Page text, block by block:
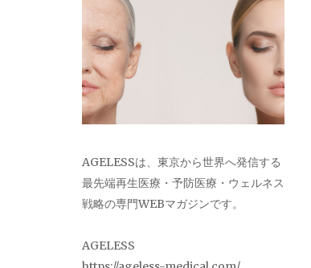
AGELESSは、東京から世界へ発信する
最先端再生医療・予防医療・ウェルネス
戦略の専門WEBマガジンです。
AGELESS